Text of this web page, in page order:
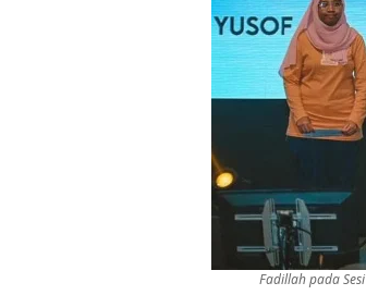
Fadillah pada